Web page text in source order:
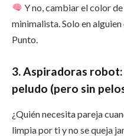
Y no, cambiar el color
minimalista. Solo en
Punto.
3. Aspiradoras
peludo (pero sin
¿Quién necesita pareja
limpia por ti y no se queja